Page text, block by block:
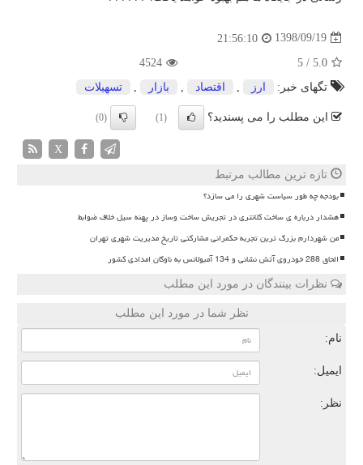
1398/09/19
21:56:10
5.0
/
5
4524
تگهای خبر:
ارز اقتصاد بازار تسهیلات
این مطلب را می پسندید؟ (1)
(0)
X
تازه ترین مطالب مرتبط
بودجه چه طور سیاست شهری را می سازد؟
هشدار درباره ی ساخت کلانتری در تجریش ساخت وساز در پهنه سیل خلاف ضوابط
من شهردارم بزرگ ترین تجربه حکمرانی مشارکتی تاریخ مدیریت شهری تهران
الحاق 288 خودروی آتش نشانی و 134 آمبولانس به ناوگان امدادی کشور
نظرات بینندگان در مورد این مطلب
نظر شما در مورد این مطلب
نام:
ایمیل:
نظر: